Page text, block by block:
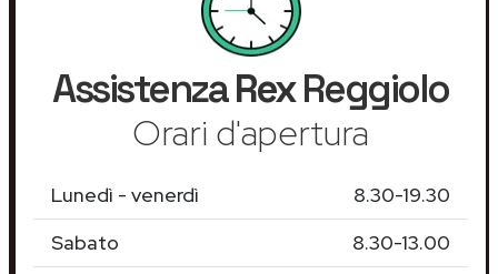
AssistenzaRexReggiolo
Orari d'apertura
Lunedì - venerdì
8.30-19.30
Sabato
8.30-13.00